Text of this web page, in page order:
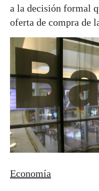
a la decisión formal
oferta de compra de
Economía